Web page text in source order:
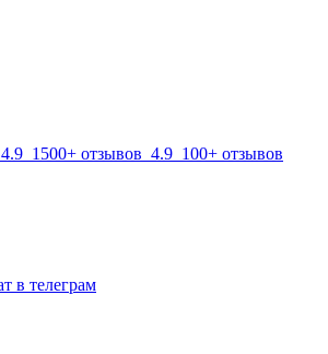
4.9 1500+ отзывов 4.9 100+ отзывов